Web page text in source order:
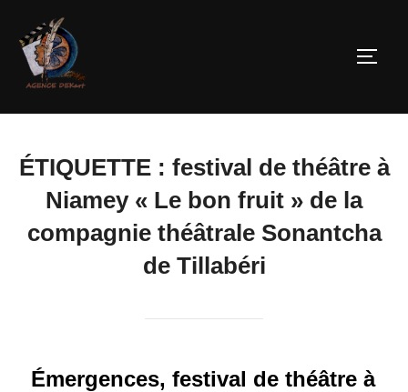
ÉTIQUETTE : festival de théâtre à
Niamey « Le bon fruit » de la
compagnie théâtrale Sonantcha
de Tillabéri
Émergences, festival de théâtre à